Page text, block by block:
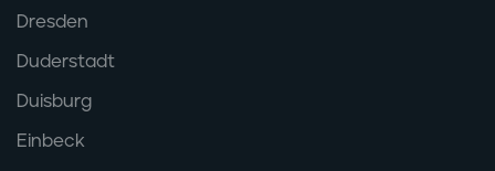
Dresden
Duderstadt
Duisburg
Einbeck